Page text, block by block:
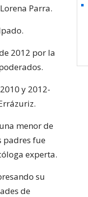
Parra.
2012 por la
y 2012-
menor de
padres fue
experta.
su
de